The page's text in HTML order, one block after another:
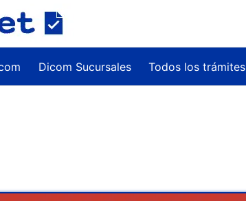
Dicom Sucursales Todos los trámites